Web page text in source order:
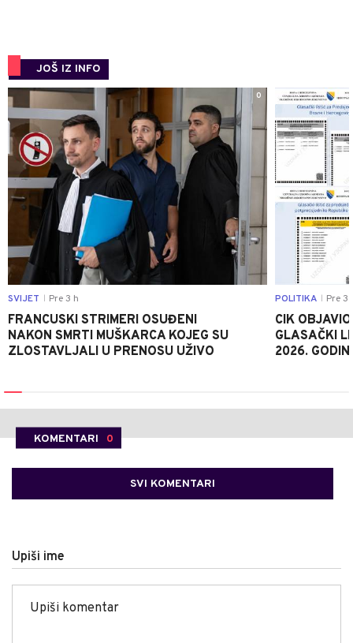
JOŠ IZ INFO
0
SVIJET Pre 3 h
FRANCUSKI STRIMERI OSUĐENI
NAKON SMRTI MUŠKARCA KOJEG SU
ZLOSTAVLJALI U PRENOSU UŽIVO
POLITIKA Pre 3
CIK
GLASAČKI
2026.
KOMENTARI 0
SVI KOMENTARI
Upiši ime